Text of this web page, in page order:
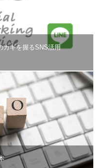
カギを握るSNS活用